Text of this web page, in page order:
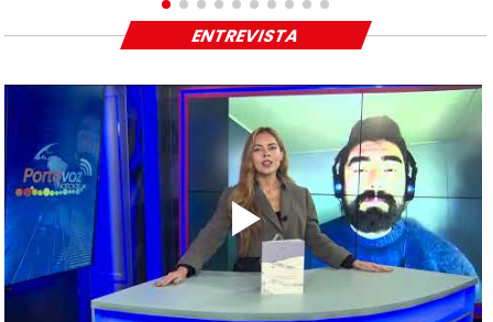
ENTREVISTA